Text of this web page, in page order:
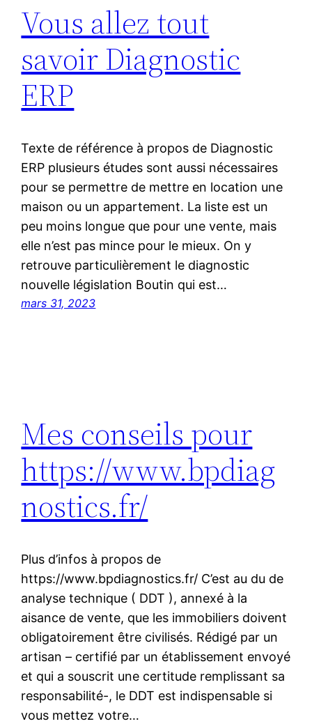
Vous allez tout
savoir Diagnostic
ERP
Texte de référence à propos de Diagnostic
ERP plusieurs études sont aussi nécessaires
pour se permettre de mettre en location une
maison ou un appartement. La liste est un
peu moins longue que pour une vente, mais
elle n’est pas mince pour le mieux. On y
retrouve particulièrement le diagnostic
nouvelle législation Boutin qui est…
mars 31, 2023
Mes conseils pour
https://www.bpdiag
nostics.fr/
Plus d’infos à propos de
https://www.bpdiagnostics.fr/ C’est au du de
analyse technique ( DDT ), annexé à la
aisance de vente, que les immobiliers doivent
obligatoirement être civilisés. Rédigé par un
artisan – certifié par un établissement envoyé
et qui a souscrit une certitude remplissant sa
responsabilité-, le DDT est indispensable si
vous mettez votre…